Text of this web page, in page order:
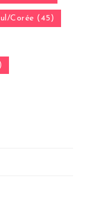
Corée (45)